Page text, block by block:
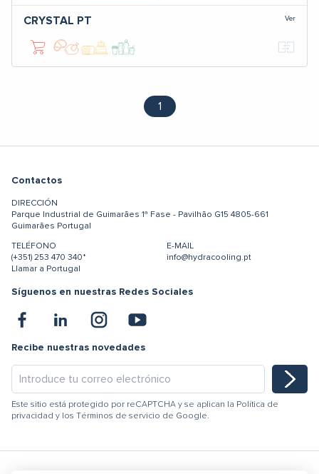
CRYSTAL PT Ver
1
Contactos
DIRECCIÓN
Parque Industrial de Guimarães 1ª Fase - Pavilhão G15 4805-661
Guimarães Portugal
TELÉFONO
(+351) 253 470 340*
Llamar a Portugal
E-MAIL
info@hydracooling.pt
Síguenos en nuestras Redes Sociales
Recibe nuestras novedades
Este sitio está protegido por reCAPTCHA y se aplican la Política de
privacidad y los Términos de servicio de Google.